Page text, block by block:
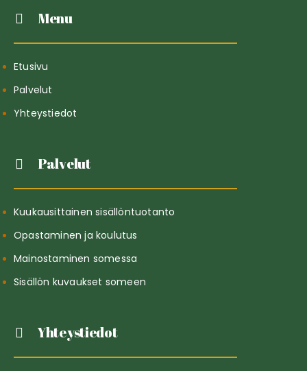
Menu
Etusivu
Palvelut
Yhteystiedot
Palvelut
Kuukausittainen sisällöntuotanto
Opastaminen ja koulutus
Mainostaminen somessa
Sisällön kuvaukset someen
Yhteystiedot